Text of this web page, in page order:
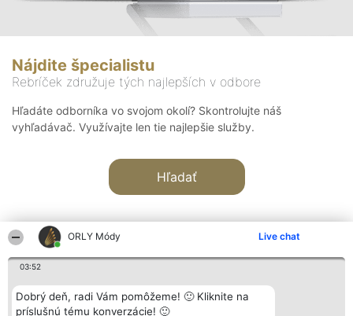
ORLY Módy Live chat
03:52
Dobrý deň, radi Vám pomôžeme! 🙂 Kliknite na
príslušnú tému konverzácie! 🙂
Nájdite špecialistu
Rebríček združuje tých najlepších v odbore
Hľadáte odborníka vo svojom okolí? Skontrolujte náš
vyhľadávač. Využívajte len tie najlepšie služby.
Hľadať
Organizátor hodnotenia
Bright Side Solutions sp. z o.
Hodnotenie
Laureáti
Kontakt
Kontakt